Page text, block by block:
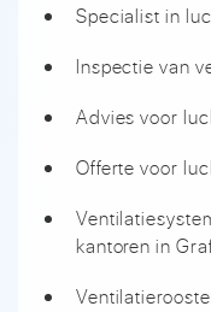
Specialist in
Inspectie van
Advies voor
Offerte voor
kantoren in